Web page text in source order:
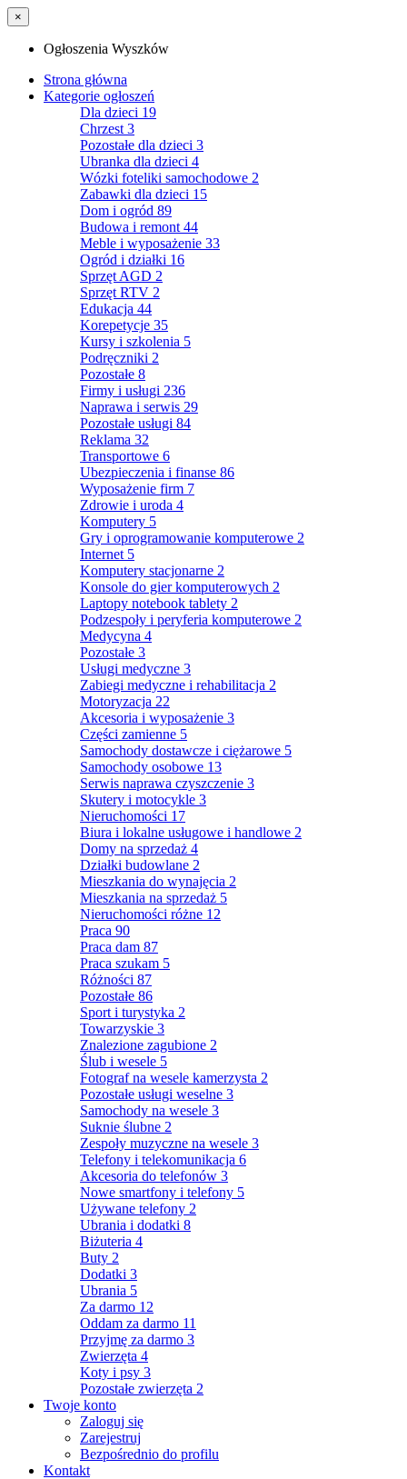
×
Ogłoszenia Wyszków
Strona główna
Kategorie ogłoszeń
Dla dzieci 19
Chrzest 3
Pozostałe dla dzieci 3
Ubranka dla dzieci 4
Wózki foteliki samochodowe 2
Zabawki dla dzieci 15
Dom i ogród 89
Budowa i remont 44
Meble i wyposażenie 33
Ogród i działki 16
Sprzęt AGD 2
Sprzęt RTV 2
Edukacja 44
Korepetycje 35
Kursy i szkolenia 5
Podręczniki 2
Pozostałe 8
Firmy i usługi 236
Naprawa i serwis 29
Pozostałe usługi 84
Reklama 32
Transportowe 6
Ubezpieczenia i finanse 86
Wyposażenie firm 7
Zdrowie i uroda 4
Komputery 5
Gry i oprogramowanie komputerowe 2
Internet 5
Komputery stacjonarne 2
Konsole do gier komputerowych 2
Laptopy notebook tablety 2
Podzespoły i peryferia komputerowe 2
Medycyna 4
Pozostałe 3
Usługi medyczne 3
Zabiegi medyczne i rehabilitacja 2
Motoryzacja 22
Akcesoria i wyposażenie 3
Części zamienne 5
Samochody dostawcze i ciężarowe 5
Samochody osobowe 13
Serwis naprawa czyszczenie 3
Skutery i motocykle 3
Nieruchomości 17
Biura i lokalne usługowe i handlowe 2
Domy na sprzedaż 4
Działki budowlane 2
Mieszkania do wynajęcia 2
Mieszkania na sprzedaż 5
Nieruchomości różne 12
Praca 90
Praca dam 87
Praca szukam 5
Różności 87
Pozostałe 86
Sport i turystyka 2
Towarzyskie 3
Znalezione zagubione 2
Ślub i wesele 5
Fotograf na wesele kamerzysta 2
Pozostałe usługi weselne 3
Samochody na wesele 3
Suknie ślubne 2
Zespoły muzyczne na wesele 3
Telefony i telekomunikacja 6
Akcesoria do telefonów 3
Nowe smartfony i telefony 5
Używane telefony 2
Ubrania i dodatki 8
Biżuteria 4
Buty 2
Dodatki 3
Ubrania 5
Za darmo 12
Oddam za darmo 11
Przyjmę za darmo 3
Zwierzęta 4
Koty i psy 3
Pozostałe zwierzęta 2
Twoje konto
Zaloguj się
Zarejestruj
Bezpośrednio do profilu
Kontakt